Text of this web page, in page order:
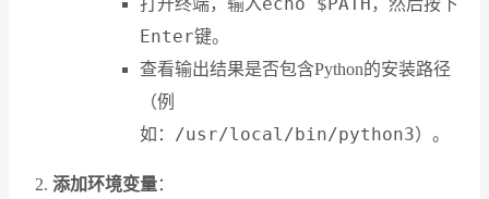
打开终端，输入echo $PATH ，然后按下
Enter键。
查看输出结果是否包含Python的安装路径
（例
如： /usr/local/bin/python3）。
添加环境变量：